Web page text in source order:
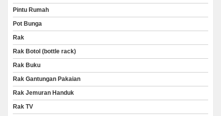
Pintu Rumah
Pot Bunga
Rak
Rak Botol (bottle rack)
Rak Buku
Rak Gantungan Pakaian
Rak Jemuran Handuk
Rak TV